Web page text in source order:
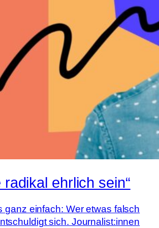
radikal ehrlich sein“
ganz einfach: Wer etwas falsch
sich. Journalist:innen